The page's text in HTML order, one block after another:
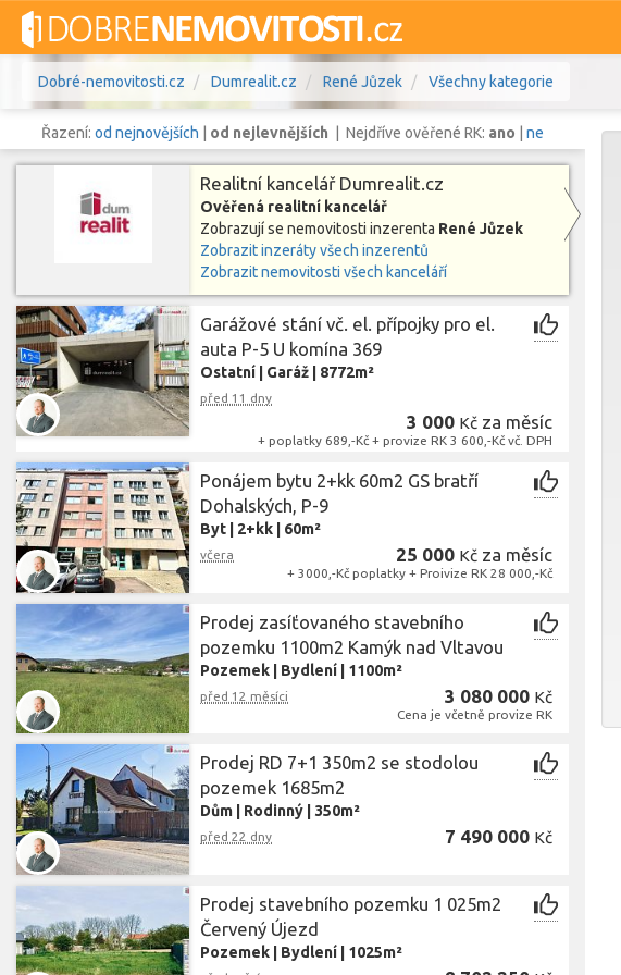
Dobré-nemovitosti.cz Dumrealit.cz René Jůzek Všechny kategorie
Byty Domy Pozemky Komerční
Lokalita Lokalita
Cena
Řazení: od nejnovějších od nejlevnějších | Nejdříve ověřené RK: ano ne
Realitní kancelář Dumrealit.cz
Ověřená realitní kancelář
Zobrazují se nemovitosti inzerenta René Jůzek
Zobrazit inzeráty všech inzerentů
Zobrazit nemovitosti všech kanceláří
Garážové stání vč. el. přípojky pro el.
auta P-5 U komína 369
Ostatní Garáž 8772m²
před 11 dny
3 000 Kč za měsíc
+ poplatky 689,-Kč + provize RK 3 600,-Kč vč. DPH
Ponájem bytu 2+kk 60m2 GS bratří
Dohalských, P-9
Byt 2+kk 60m²
včera 25 000 Kč za měsíc
+ 3000,-Kč poplatky + Proivize RK 28 000,-Kč
Prodej zasíťovaného stavebního
pozemku 1100m2 Kamýk nad Vltavou
Pozemek Bydlení 1100m²
před 12 měsíci 3 080 000 Kč
Cena je včetně provize RK
Prodej RD 7+1 350m2 se stodolou
pozemek 1685m2
Dům Rodinný 350m²
před 22 dny 7 490 000 Kč
Prodej stavebního pozemku 1 025m2
Červený Újezd
Pozemek | Bydlení | 1025m²